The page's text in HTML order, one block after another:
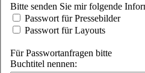
Bitte senden
Passwort für Pressebilder
Passwort für Layouts
Für Passwortanfragen bitte
Buchtitel nennen: